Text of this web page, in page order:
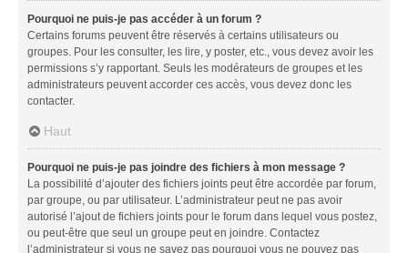
Pourquoi ne puis-je pas accéder à un forum ?
Certains forums peuvent être réservés à certains utilisateurs ou
groupes. Pour les consulter, les lire, y poster, etc., vous devez avoir les
permissions s’y rapportant. Seuls les modérateurs de groupes et les
administrateurs peuvent accorder ces accès, vous devez donc les
contacter.
Haut
Pourquoi ne puis-je pas joindre des fichiers à mon message ?
La possibilité d’ajouter des fichiers joints peut être accordée par forum,
par groupe, ou par utilisateur. L’administrateur peut ne pas avoir
autorisé l’ajout de fichiers joints pour le forum dans lequel vous postez,
ou peut-être que seul un groupe peut en joindre. Contactez
l’administrateur si vous ne savez pas pourquoi vous ne pouvez pas